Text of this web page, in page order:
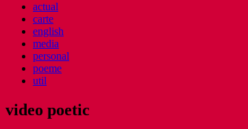
actual
carte
english
media
personal
poeme
util
video poetic